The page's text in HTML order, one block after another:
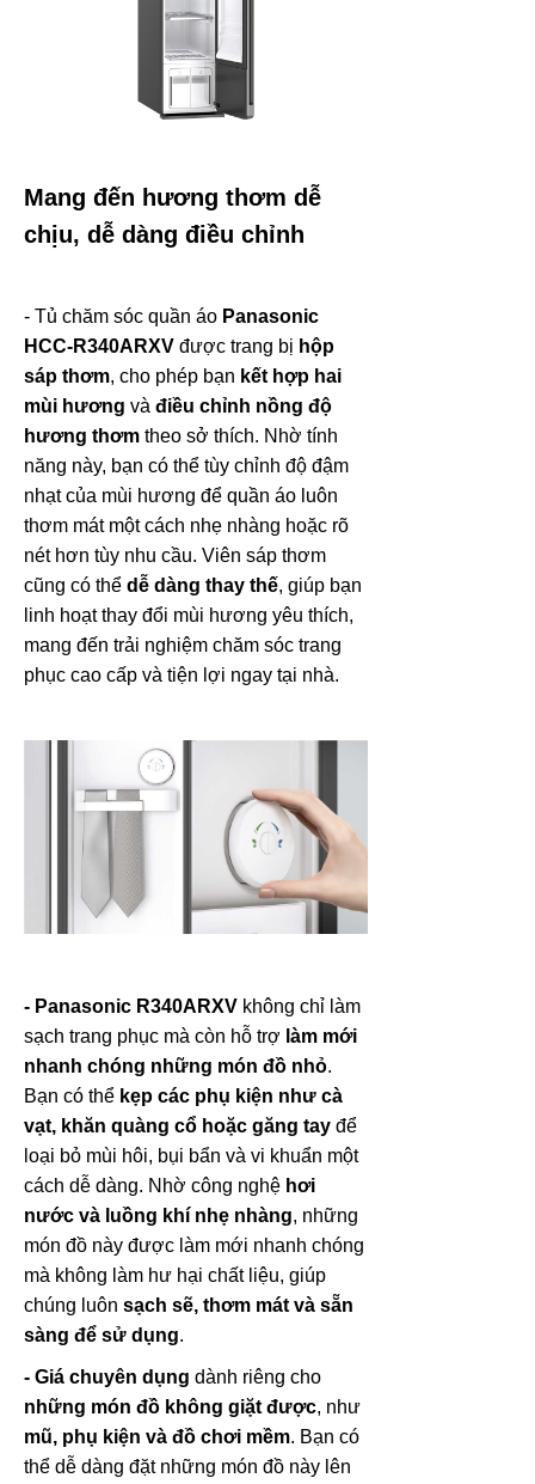
Mang đến hương thơm dễ
chịu, dễ dàng điều chỉnh
- Tủ chăm sóc quần áo Panasonic
HCC-R340ARXV được trang bị hộp
sáp thơm, cho phép bạn kết hợp hai
mùi hương và điều chỉnh nồng độ
hương thơm theo sở thích. Nhờ tính
năng này, bạn có thể tùy chỉnh độ đậm
nhạt của mùi hương để quần áo luôn
thơm mát một cách nhẹ nhàng hoặc rõ
nét hơn tùy nhu cầu. Viên sáp thơm
cũng có thể dễ dàng thay thế, giúp bạn
linh hoạt thay đổi mùi hương yêu thích,
mang đến trải nghiệm chăm sóc trang
phục cao cấp và tiện lợi ngay tại nhà.
- Panasonic R340ARXV không chỉ làm
sạch trang phục mà còn hỗ trợ làm mới
nhanh chóng những món đồ nhỏ.
Bạn có thể kẹp các phụ kiện như cà
vạt, khăn quàng cổ hoặc găng tay để
loại bỏ mùi hôi, bụi bẩn và vi khuẩn một
cách dễ dàng. Nhờ công nghệ hơi
nước và luồng khí nhẹ nhàng, những
món đồ này được làm mới nhanh chóng
mà không làm hư hại chất liệu, giúp
chúng luôn sạch sẽ, thơm mát và sẵn
sàng để sử dụng.
- Giá chuyên dụng dành riêng cho
những món đồ không giặt được, như
mũ, phụ kiện và đồ chơi mềm. Bạn có
thể dễ dàng đặt những món đồ này lên